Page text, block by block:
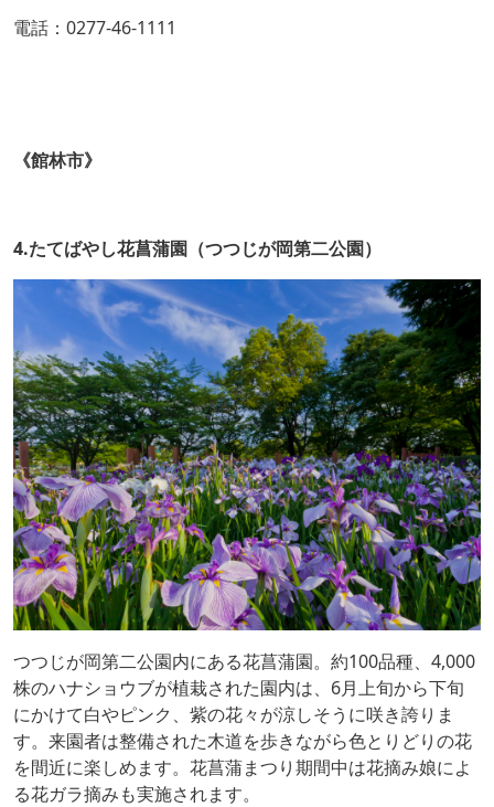
電話：0277-46-1111
《館林市》
4.たてばやし花菖蒲園（つつじが岡第二公園）
つつじが岡第二公園内にある花菖蒲園。約100品種、4,000
株のハナショウブが植栽された園内は、6月上旬から下旬
にかけて白やピンク、紫の花々が涼しそうに咲き誇りま
す。来園者は整備された木道を歩きながら色とりどりの花
を間近に楽しめます。花菖蒲まつり期間中は花摘み娘によ
る花ガラ摘みも実施されます。